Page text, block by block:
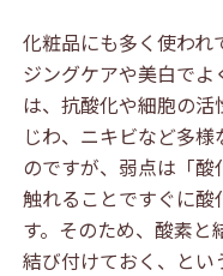
化粧品にも多く使われ
ジングケアや美白で
は、抗酸化や細胞の
じわ、ニキビなど多
のですが、弱点は「
触れることですぐに酸
す。そのため、酸素と
結び付けておく、とい